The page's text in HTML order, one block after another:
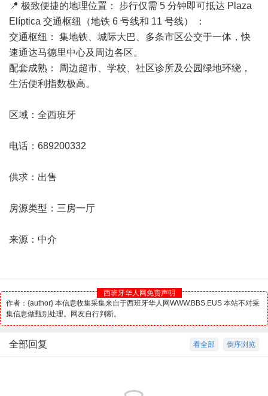
📍 极致便捷的地理位置： 步行仅需 5 分钟即可抵达 Plaza
Elíptica 交通枢纽（地铁 6 号线和 11 号线） ：
交通枢纽： 集地铁、城际大巴、多条市区公交于一体，快
速通达马德里中心及周边各区。
配套成熟： 周边超市、学校、社区诊所及公园绿地环绕，
生活便利指数极高。
区域：全西班牙
电话：689200332
供求：出售
房源类型：三房一厅
来源：中介
西班牙华人网免责声明
作者：{author} 本信息收集采集来自于西班牙华人网WWW.BBS.EUS 本站不对采
集信息做甄别处理。网友自行判断。
倒序浏览
看全部
全部回复